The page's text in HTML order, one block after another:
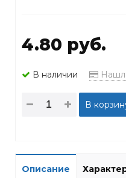
4.80 руб.
В наличии
В
Описание